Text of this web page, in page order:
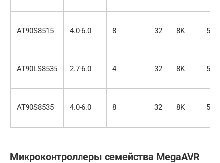
AT90S8515 4.0-6.0 8 32 8K 512
AT90LS8535 2.7-6.0 4 32 8K 512
AT90S8535 4.0-6.0 8 32 8K 512
Микроконтроллеры семейства MegaAVR